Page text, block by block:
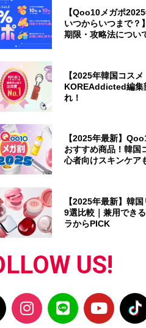
【Qoo10メガポ
いつからいつまで？
期限・攻略法につい
【2025年韓国コスメ
KOREAddicted編集
れ！
【2025年最新】
おすすめ商品！韓国
心者向けスキンケア
【2025年最新】韓
9選比較｜兼用でき
ラからPICK
US!